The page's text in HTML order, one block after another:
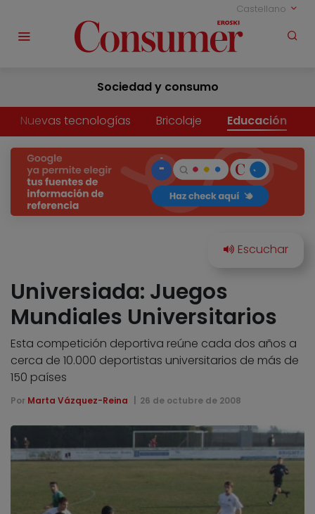
Castellano
Sociedad y consumo
Nuevas tecnologías Bricolaje Educación
Universiada: Juegos
Mundiales Universitarios
Esta competición deportiva reúne cada dos años a
cerca de 10.000 deportistas universitarios de más de
150 países
Por Marta Vázquez-Reina 26 de octubre de 2008